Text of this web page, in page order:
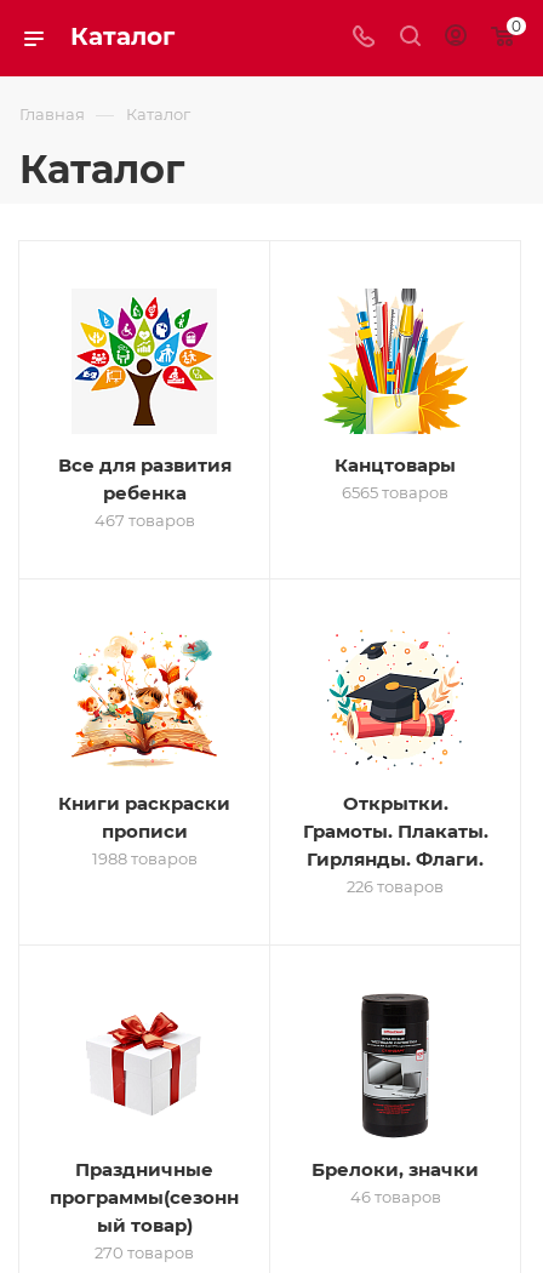
Каталог 0
Главная — Каталог
Каталог
Все для развития
ребенка
467 товаров
Канцтовары
6565 товаров
Книги раскраски
прописи
1988 товаров
Открытки.
Грамоты. Плакаты.
Гирлянды. Флаги.
226 товаров
Праздничные
программы(сезонн
ый товар)
270 товаров
Брелоки, значки
46 товаров